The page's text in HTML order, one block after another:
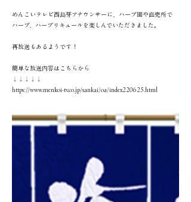
めんこいテレビ西島芽アナウンサーに、ハーブ園や直売所で
ハーブ、ハーブリキュールを楽しんでいただきました。
再放送もあるようです！
簡単な放送内容はこちらから
↓↓↓↓↓
https://www.menkoi-tv.co.jp/sankai/oa/index220625.html